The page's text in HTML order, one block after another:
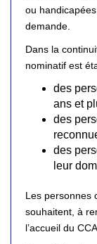
ou
demande.
Dans la
nominatif est
des
ans et
des
des
leur
Les personnes
souhaitent, à
l’accueil du